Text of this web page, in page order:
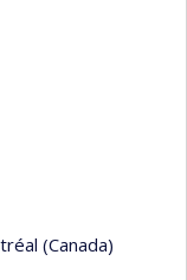
(Canada)